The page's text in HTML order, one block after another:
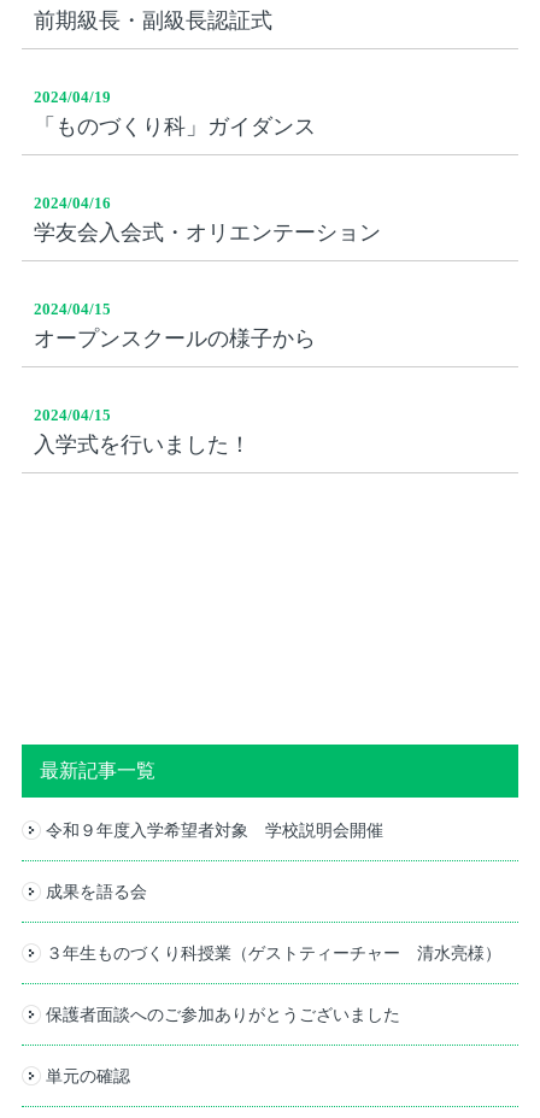
前期級長・副級長認証式
2024/04/19
「ものづくり科」ガイダンス
2024/04/16
学友会入会式・オリエンテーション
2024/04/15
オープンスクールの様子から
2024/04/15
入学式を行いました！
最新記事一覧
令和９年度入学希望者対象 学校説明会開催
成果を語る会
３年生ものづくり科授業（ゲストティーチャー 清水亮様）
保護者面談へのご参加ありがとうございました
単元の確認